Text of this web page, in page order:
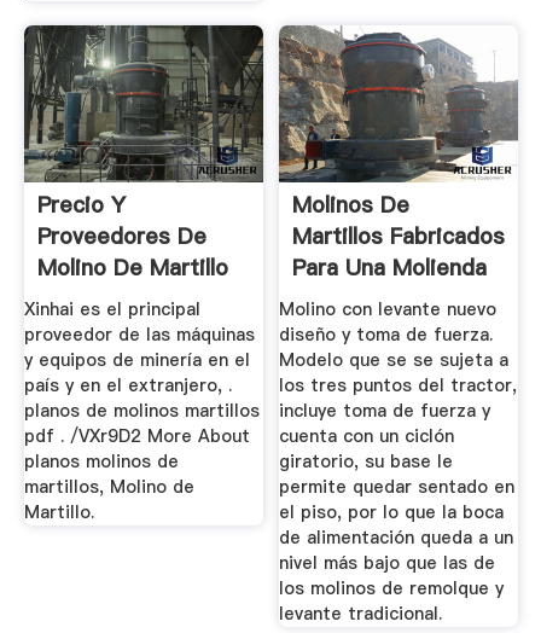
Precio Y
Proveedores De
Molino De Martillo
Xinhai es el principal
proveedor de las máquinas
y equipos de minería en el
país y en el extranjero, .
planos de molinos martillos
pdf . /VXr9D2 More About
planos molinos de
martillos, Molino de
Martillo.
Molinos De
Martillos Fabricados
Para Una Molienda
Eficaz ...
Molino con levante nuevo
diseño y toma de fuerza.
Modelo que se se sujeta a
los tres puntos del tractor,
incluye toma de fuerza y
cuenta con un ciclón
giratorio, su base le
permite quedar sentado en
el piso, por lo que la boca
de alimentación queda a un
nivel más bajo que las de
los molinos de remolque y
levante tradicional.